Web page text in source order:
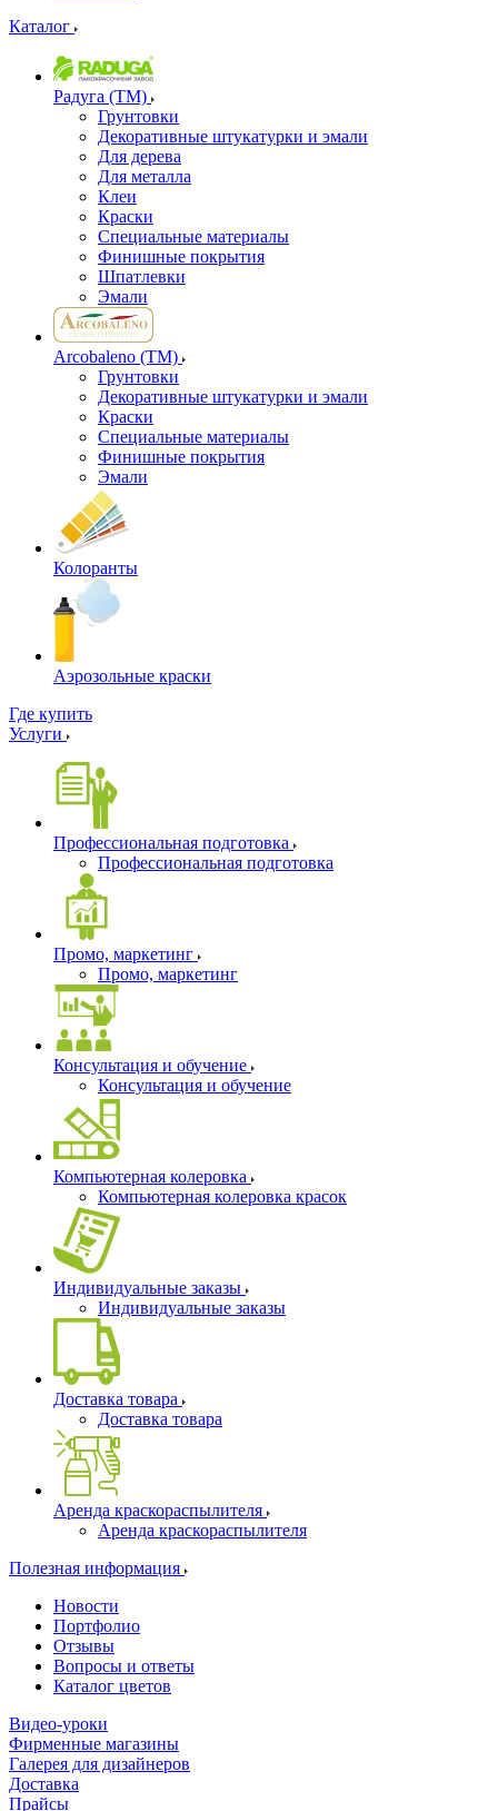
Каталог
Радуга (ТМ)
Грунтовки
Декоративные штукатурки и эмали
Для дерева
Для металла
Клеи
Краски
Специальные материалы
Финишные покрытия
Шпатлевки
Эмали
Arcobaleno (ТМ)
Грунтовки
Декоративные штукатурки и эмали
Краски
Специальные материалы
Финишные покрытия
Эмали
Колоранты
Аэрозольные краски
Где купить
Услуги
Профессиональная подготовка
Профессиональная подготовка
Промо, маркетинг
Промо, маркетинг
Консультация и обучение
Консультация и обучение
Компьютерная колеровка
Компьютерная колеровка красок
Индивидуальные заказы
Индивидуальные заказы
Доставка товара
Доставка товара
Аренда краскораспылителя
Аренда краскораспылителя
Полезная информация
Новости
Портфолио
Отзывы
Вопросы и ответы
Каталог цветов
Видео-уроки
Фирменные магазины
Галерея для дизайнеров
Доставка
Прайсы